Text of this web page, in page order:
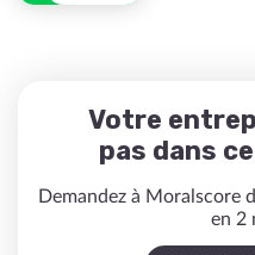
Votre
pas dans
Demandez à Moralscore
en 2